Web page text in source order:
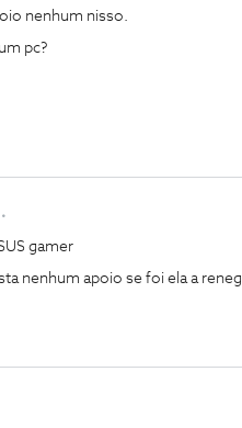
nenhum nisso.
pc?
gamer
nenhum apoio se foi ela a